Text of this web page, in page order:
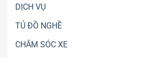
DỊCH VỤ
TỦ ĐỒ NGHỀ
CHĂM SÓC XE